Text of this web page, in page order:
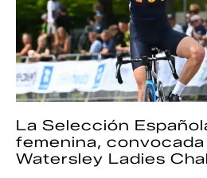
La Selección
femenina, convocada
Watersley Ladies